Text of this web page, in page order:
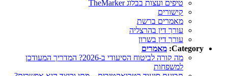
טיפים ועצות בבלוג TheMarker
קישורים
מאמרים ברשת
עורך דין בהרצליה
עורך דין בשרון
Category: מאמרים
מה קורה לביטוח הסיעודי ב-2026? המדריך המעודכן
למשפחות